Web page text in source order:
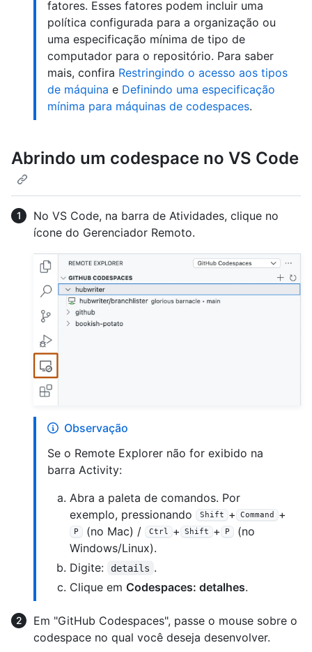
fatores. Esses fatores podem incluir uma
política configurada para a organização ou
uma especificação mínima de tipo de
computador para o repositório. Para saber
mais, confira Restringindo o acesso aos tipos
de máquina e Definindo uma especificação
mínima para máquinas de codespaces.
Abrindo um codespace no VS Code
No VS Code, na barra de Atividades, clique no
ícone do Gerenciador Remoto.
Observação
Se o Remote Explorer não for exibido na
barra Activity:
Abra a paleta de comandos. Por
exemplo, pressionando
Shift + Command +
P (no Mac) / Ctrl + Shift + P
(no
Windows/Linux).
Digite:
details .
Clique em Codespaces: detalhes.
Em "GitHub Codespaces", passe o mouse sobre o
codespace no qual você deseja desenvolver.